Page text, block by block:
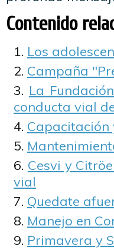
Contenido
Los
Campaña
La
conducta vial
Capacitación
Cesvi y
vial
Quedate
Manejo en
Primavera y